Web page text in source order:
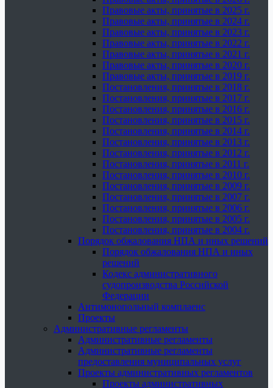
Правовые акты, принятые в 2025 г.
Правовые акты, принятые в 2024 г.
Правовые акты, принятые в 2023 г.
Правовые акты, принятые в 2022 г.
Правовые акты, принятые в 2021 г.
Правовые акты, принятые в 2020 г.
Правовые акты, принятые в 2019 г.
Постановления, принятые в 2018 г.
Постановления, принятые в 2017 г.
Постановления, принятые в 2016 г.
Постановления, принятые в 2015 г.
Постановления, принятые в 2014 г.
Постановления, принятые в 2013 г.
Постановления, принятые в 2012 г.
Постановления, принятые в 2011 г.
Постановления, принятые в 2010 г.
Постановления, принятые в 2009 г.
Постановления, принятые в 2007 г.
Постановления, принятые в 2006 г.
Постановления, принятые в 2005 г.
Постановления, принятые в 2004 г.
Порядок обжалования НПА и иных решений
Порядок обжалования НПА и иных
решений
Кодекс административного
судопроизводства Российской
Федерации
Антимонопольный комплаенс
Проекты
Административные регламенты
Административные регламенты
Административные регламенты
предоставления муниципальных услуг
Проекты административных регламентов
Проекты административных